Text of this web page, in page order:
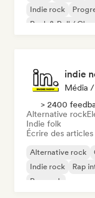
Indie rock
Rock & Roll /
indie
Média
> 2400
Alternative rock
Indie folk
Écrire des articles
Alternative rock
Indie rock
Rap
Pop rock